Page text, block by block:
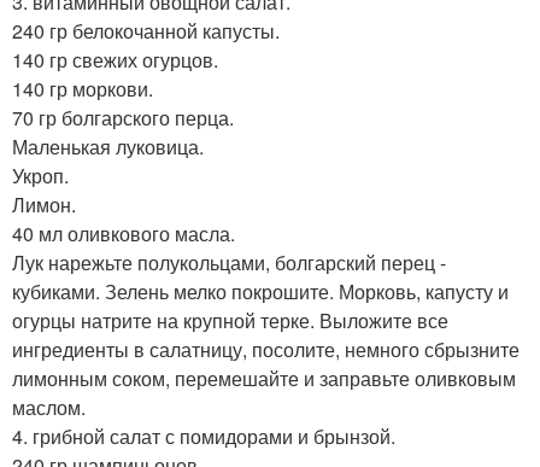
240 гр белокочанной капусты.
140 гр свежих огурцов.
140 гр моркови.
70 гр болгарского перца.
Маленькая луковица.
Укроп.
Лимон.
40 мл оливкового масла.
Лук нарежьте полукольцами, болгарский перец -
кубиками. Зелень мелко покрошите. Морковь, капусту и
огурцы натрите на крупной терке. Выложите все
ингредиенты в салатницу, посолите, немного сбрызните
лимонным соком, перемешайте и заправьте оливковым
маслом.
4. грибной салат с помидорами и брынзой.